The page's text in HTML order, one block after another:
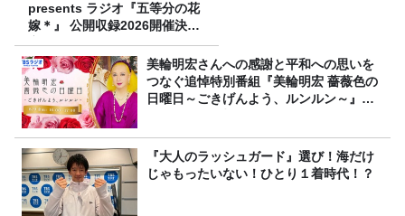
presents ラジオ『五等分の花
嫁＊』 公開収録2026開催決
定！
美輪明宏さんへの感謝と平和への思いを
つなぐ追悼特別番組『美輪明宏 薔薇色の
日曜日～ごきげんよう、ルンルン～』
『大人のラッシュガード』選び！海だけ
じゃもったいない！ひとり１着時代！？